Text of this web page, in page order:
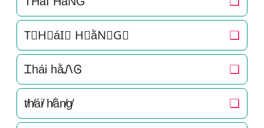
T⃒H⃒áI⃒ H⃒ằN⃒G⃒ ❏
ᏆháᎥ hằᏁᎶ ❏
t̸h̸ái̸ h̸ằn̸g̸ ❏